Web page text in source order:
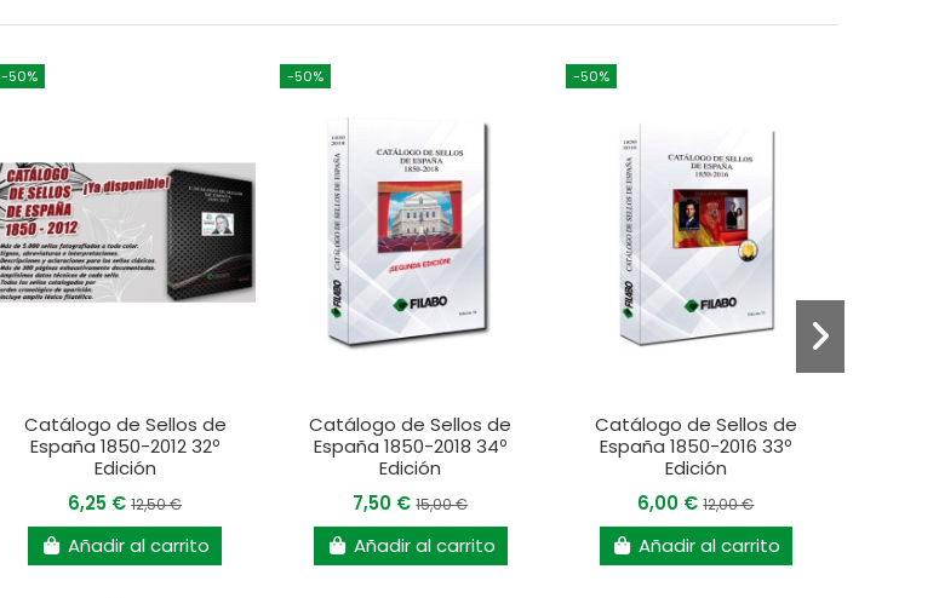
-50%
Catálogo de Sellos de
España 1850-2012 32º
Edición
6,25 €12,50 €
Añadir al carrito
-50%
Catálogo de Sellos de
España 1850-2018 34º
Edición
7,50 €15,00 €
Añadir al carrito
-50%
Catálogo de Sellos de
España 1850-2016 33º
Edición
6,00 €12,00 €
Añadir al carrito